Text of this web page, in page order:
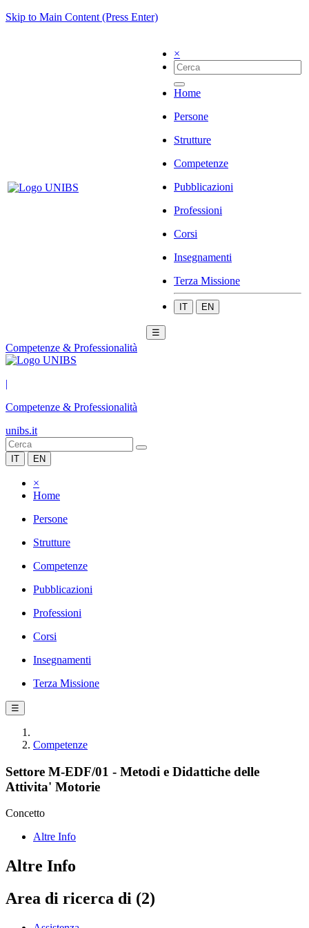
Skip to Main Content (Press Enter)
×
Home
Persone
Strutture
Competenze
Pubblicazioni
Professioni
Corsi
Insegnamenti
Terza Missione
IT EN
☰
Competenze & Professionalità
|
Competenze & Professionalità
unibs.it
IT EN
×
Home
Persone
Strutture
Competenze
Pubblicazioni
Professioni
Corsi
Insegnamenti
Terza Missione
☰
Competenze
Settore M-EDF/01 - Metodi e Didattiche delle
Attivita' Motorie
Concetto
Altre Info
Altre Info
Area di ricerca di (2)